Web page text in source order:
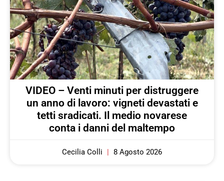
VIDEO – Venti minuti per distruggere
un anno di lavoro: vigneti devastati e
tetti sradicati. Il medio novarese
conta i danni del maltempo
Cecilia Colli 8 Agosto 2026